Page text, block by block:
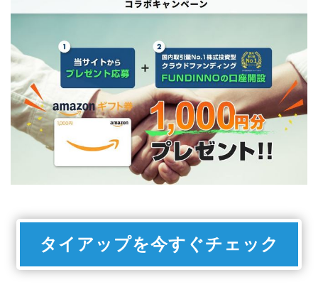
タイアップを今すぐチェック